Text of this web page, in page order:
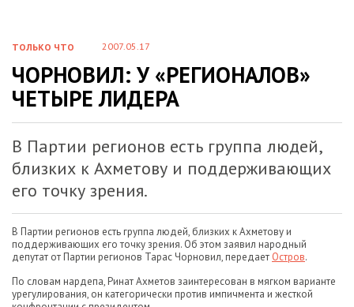
ТОЛЬКО ЧТО 2007.05.17
ЧОРНОВИЛ: У «РЕГИОНАЛОВ»
ЧЕТЫРЕ ЛИДЕРА
В Партии регионов есть группа людей,
близких к Ахметову и поддерживающих
его точку зрения.
В Партии регионов есть группа людей, близких к Ахметову и
поддерживающих его точку зрения. Об этом заявил народный
депутат от Партии регионов Тарас Чорновил, передает Остров.
По словам нардепа, Ринат Ахметов заинтересован в мягком варианте
урегулирования, он категорически против импичмента и жесткой